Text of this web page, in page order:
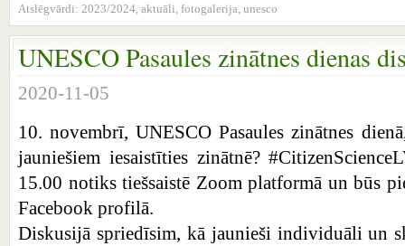
Atslēgvārdi: 2023/2024 aktuāli fotogalerija unesco
UNESCO Pasaules zinātnes dienas
2020-11-05
10. novembrī, UNESCO Pasaules zinātnes
jauniešiem iesaistīties zinātnē?
15.00 notiks tiešsaistē Zoom platformā un būs
Facebook profilā.
Diskusijā spriedīsim, kā jaunieši individuāli un